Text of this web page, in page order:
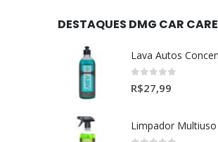
DESTAQUES DMG CAR CARE
out of 5
R$27,99